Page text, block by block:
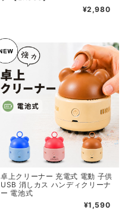
¥2,980
卓上クリーナー 充電式 電動 子供
USB 消しカス ハンディクリーナ
ー 電池式
¥1,590